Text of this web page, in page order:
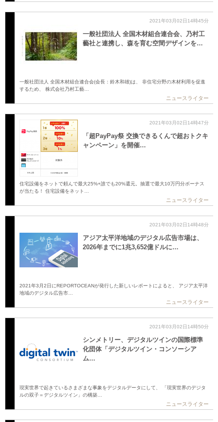
2021年03月02日14時45分
一般社団法人 全国木材組合連合会、乃村工
藝社と連携し、森を育む空間デザインを…
一般社団法人 全国木材組合連合会(会長：鈴木和雄)は、 非住宅分野の木材利用を促進
するため、 株式会社乃村工藝…
ニュースライター
2021年03月02日14時47分
「超PayPay祭 交換できるくんで超おトクキ
ャンペーン」を開催…
住宅設備をネットで頼んで最大25%+誰でも20%還元。抽選で最大10万円分ボーナス
が当たる！ 住宅設備をネット…
ニュースライター
2021年03月02日14時48分
アジア太平洋地域のデジタル広告市場は、
2026年までに1兆3,652億ドルに…
2021年3月2日にREPORTOCEANが発行した新しいレポートによると、 アジア太平洋
地域のデジタル広告市…
ニュースライター
2021年03月02日14時50分
シンメトリー、デジタルツインの国際標準
化団体「デジタルツイン・コンソーシア
ム…
現実世界で起きているさまざまな事象をデジタルデータにして、 「現実世界のデジタ
ルの双子＝デジタルツイン」の構築…
ニュースライター